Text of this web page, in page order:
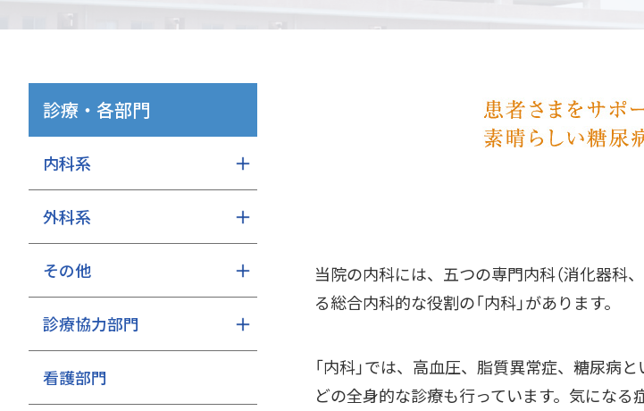
診療・各部門
内科系
外科系
その他
診療協力部門
看護部門
当院の内科には、五つの専門内科（消化器科
る総合内科的な役割の「内科」があります。
「内科」では、高血圧、脂質異常症、糖尿病
どの全身的な診療も行っています。気になる